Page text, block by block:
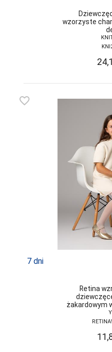
DONNA
DOROTA
EGA
EWANA
EWLON
FIORE
FUN-
FUNNY-
GAIA
GATTA
wzorzyste
favorite_border
7 dni
Retina
żakardowym